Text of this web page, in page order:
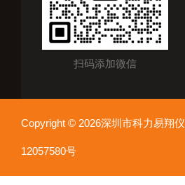
扫码添加微信
Copyright © 2026深圳市科力易翔
12057580号